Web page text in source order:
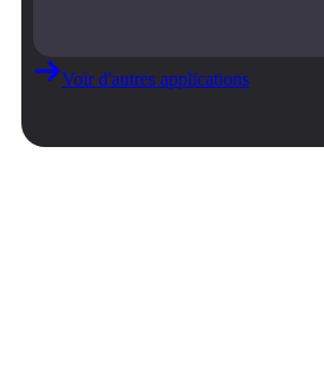
Voir d'autres applications